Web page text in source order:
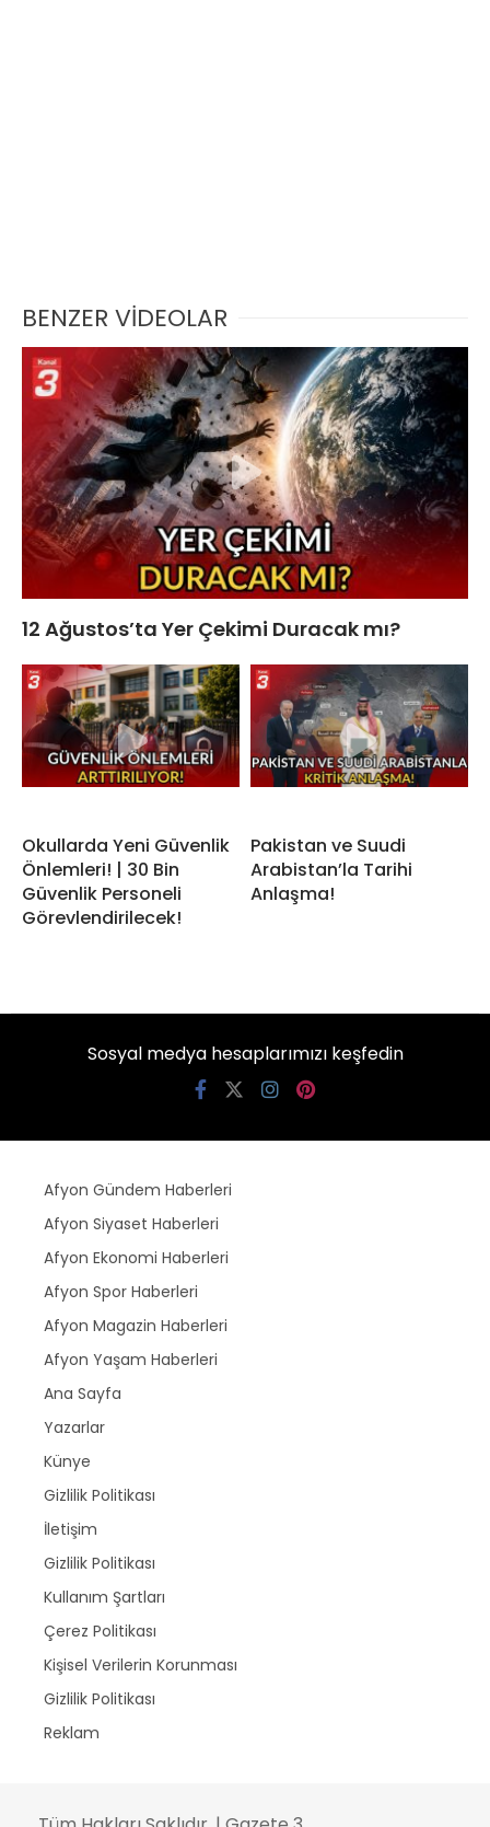
BENZER VİDEOLAR
12 Ağustos’ta Yer Çekimi Duracak mı?
Okullarda Yeni Güvenlik
Önlemleri! | 30 Bin
Güvenlik Personeli
Görevlendirilecek!
Pakistan ve Suudi
Arabistan’la Tarihi
Anlaşma!
Sosyal medya hesaplarımızı keşfedin
Afyon Gündem Haberleri
Afyon Siyaset Haberleri
Afyon Ekonomi Haberleri
Afyon Spor Haberleri
Afyon Magazin Haberleri
Afyon Yaşam Haberleri
Ana Sayfa
Yazarlar
Künye
Gizlilik Politikası
İletişim
Gizlilik Politikası
Kullanım Şartları
Çerez Politikası
Kişisel Verilerin Korunması
Gizlilik Politikası
Reklam